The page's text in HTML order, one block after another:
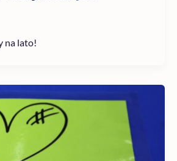
na lato!